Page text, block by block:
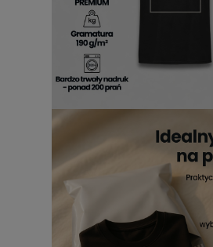
Załóż ją i pokaż, że nie jesteś byle
skrzydeł – bez Ciebie nie ma lotów!